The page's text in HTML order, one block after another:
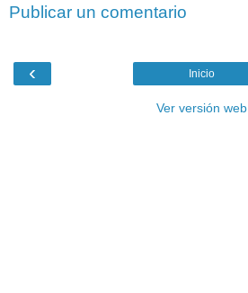
Publicar un comentario
‹ Inicio
Ver versión web